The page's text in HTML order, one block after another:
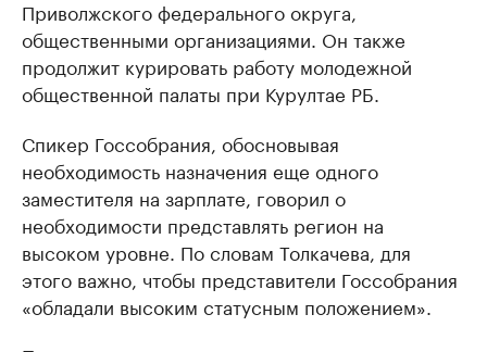
Приволжского федерального округа,
общественными организациями. Он также
продолжит курировать работу молодежной
общественной палаты при Курултае РБ.
Спикер Госсобрания, обосновывая
необходимость назначения еще одного
заместителя на зарплате, говорил о
необходимости представлять регион на
высоком уровне. По словам Толкачева, для
этого важно, чтобы представители Госсобрания
«обладали высоким статусным положением».